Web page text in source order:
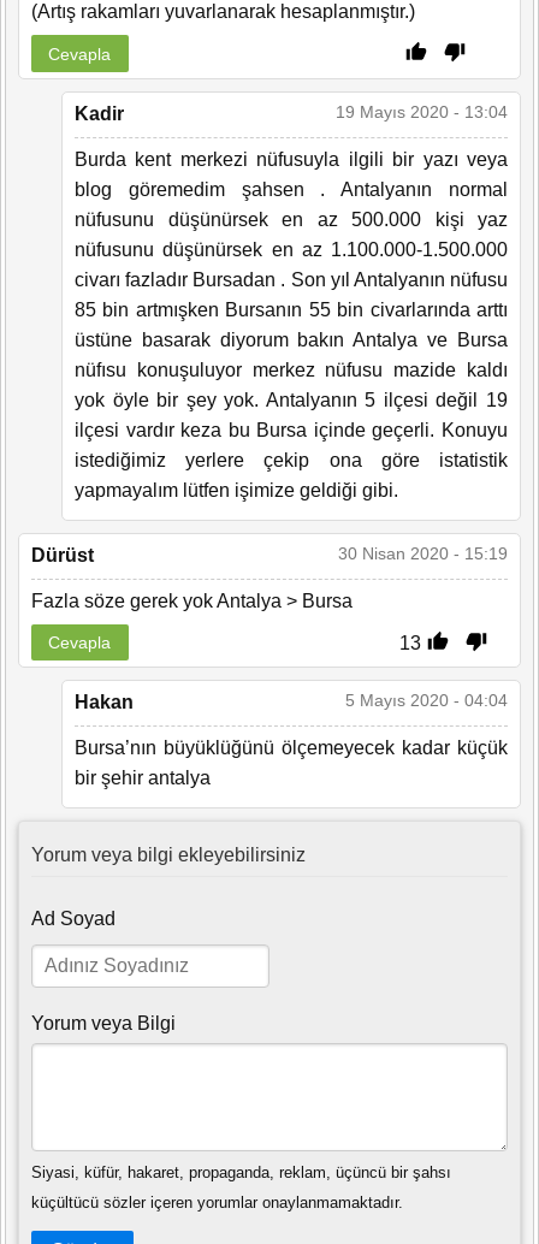
(Artış rakamları yuvarlanarak hesaplanmıştır.)
Cevapla
Kadir 19 Mayıs 2020 - 13:04
Burda kent merkezi nüfusuyla ilgili bir yazı veya
blog göremedim şahsen . Antalyanın normal
nüfusunu düşünürsek en az 500.000 kişi yaz
nüfusunu düşünürsek en az 1.100.000-1.500.000
civarı fazladır Bursadan . Son yıl Antalyanın nüfusu
85 bin artmışken Bursanın 55 bin civarlarında arttı
üstüne basarak diyorum bakın Antalya ve Bursa
nüfısu konuşuluyor merkez nüfusu mazide kaldı
yok öyle bir şey yok. Antalyanın 5 ilçesi değil 19
ilçesi vardır keza bu Bursa içinde geçerli. Konuyu
istediğimiz yerlere çekip ona göre istatistik
yapmayalım lütfen işimize geldiği gibi.
Dürüst 30 Nisan 2020 - 15:19
Fazla söze gerek yok Antalya > Bursa
13
Cevapla
Hakan 5 Mayıs 2020 - 04:04
Bursa’nın büyüklüğünü ölçemeyecek kadar küçük
bir şehir antalya
Yorum veya bilgi ekleyebilirsiniz
Ad Soyad
Yorum veya Bilgi
Siyasi, küfür, hakaret, propaganda, reklam, üçüncü bir şahsı
küçültücü sözler içeren yorumlar onaylanmamaktadır.